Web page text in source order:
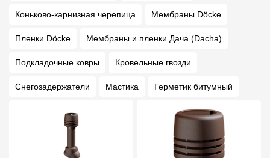
Коньково-карнизная черепица Мембраны Döcke
Пленки Döcke Мембраны и пленки Дача (Dacha)
Подкладочные ковры Кровельные гвозди
Снегозадержатели Мастика Герметик битумный